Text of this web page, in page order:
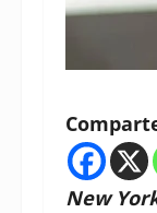
New